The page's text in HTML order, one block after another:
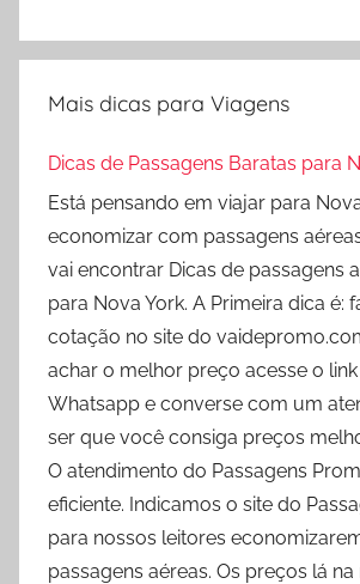
Mais dicas para Viagens
Dicas de Passagens Baratas para
Está pensando em viajar para
economizar com passagens
vai encontrar Dicas de passagens
para Nova York. A Primeira dica é:
cotação no site do
achar o melhor preço acesse o
Whatsapp e converse com um
ser que você consiga preços
O atendimento do Passagens
eficiente. Indicamos o site do
para nossos leitores
passagens aéreas. Os preços lá